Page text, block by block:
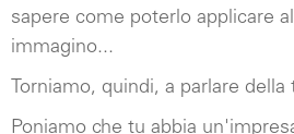
sapere come poterlo applicare
immagino...
Torniamo, quindi, a parlare della
Poniamo che tu abbia